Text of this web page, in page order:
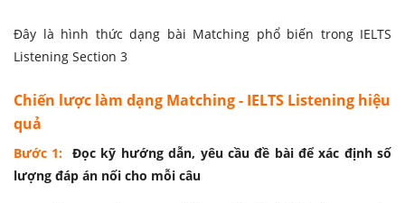
Đây là hình thức dạng bài Matching phổ biến trong IELTS
Listening Section 3
Chiến lược làm dạng Matching - IELTS Listening hiệu
quả
Bước 1: Đọc kỹ hướng dẫn, yêu cầu đề bài để xác định số
lượng đáp án nối cho mỗi câu